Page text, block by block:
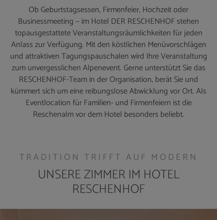
Ob Geburtstagsessen, Firmenfeier, Hochzeit oder
Businessmeeting − im Hotel DER RESCHENHOF stehen
topausgestattete Veranstaltungsräumlichkeiten für jeden
Anlass zur Verfügung. Mit den köstlichen Menüvorschlägen
und attraktiven Tagungspauschalen wird Ihre Veranstaltung
zum unvergesslichen Alpenevent. Gerne unterstützt Sie das
RESCHENHOF-Team in der Organisation, berät Sie und
kümmert sich um eine reibungslose Abwicklung vor Ort. Als
Eventlocation für Familien- und Firmenfeiern ist die
Reschenalm vor dem Hotel besonders beliebt.
TRADITION TRIFFT AUF MODERN
UNSERE ZIMMER IM HOTEL
RESCHENHOF